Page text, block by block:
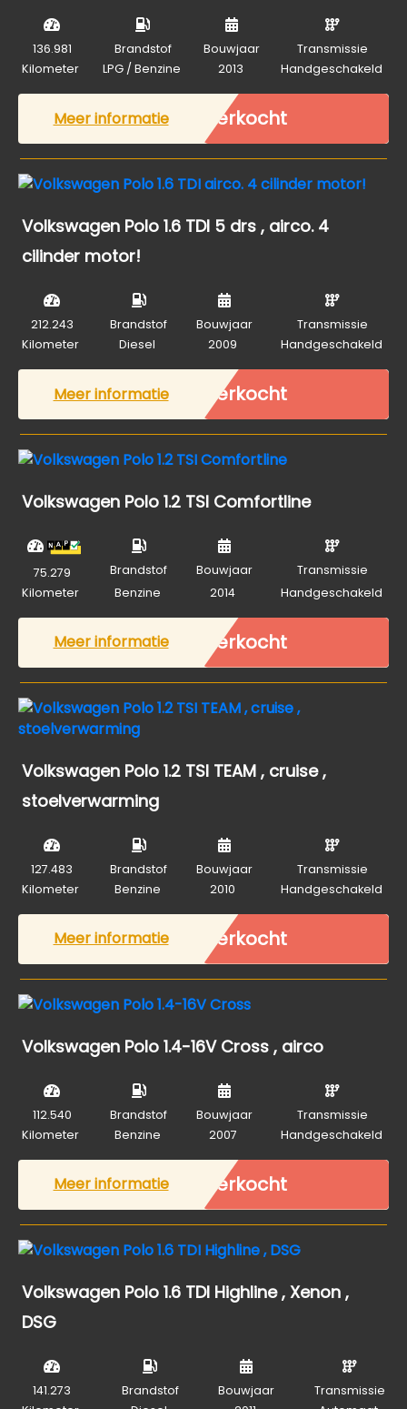
136.981
Kilometer
Brandstof
LPG / Benzine
Bouwjaar
2013
Transmissie
Handgeschakeld
Meer informatie Verkocht
Volkswagen Polo 1.6 TDI 5 drs , airco. 4
cilinder motor!
212.243
Kilometer
Brandstof
Diesel
Bouwjaar
2009
Transmissie
Handgeschakeld
Meer informatie Verkocht
Volkswagen Polo 1.2 TSI Comfortline
75.279
Kilometer
Brandstof
Benzine
Bouwjaar
2014
Transmissie
Handgeschakeld
Meer informatie Verkocht
Volkswagen Polo 1.2 TSI TEAM , cruise ,
stoelverwarming
127.483
Kilometer
Brandstof
Benzine
Bouwjaar
2010
Transmissie
Handgeschakeld
Meer informatie Verkocht
Volkswagen Polo 1.4-16V Cross , airco
112.540
Kilometer
Brandstof
Benzine
Bouwjaar
2007
Transmissie
Handgeschakeld
Meer informatie Verkocht
Volkswagen Polo 1.6 TDI Highline , Xenon ,
DSG
141.273
Brandstof
Bouwjaar
Transmissie